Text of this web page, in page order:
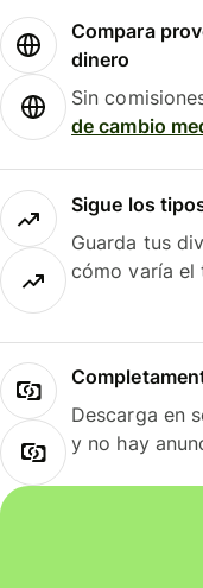
Compara
dinero
Sin
de cambio
Sigue los
Guarda tus
cómo varía el
Descarga en
y no hay